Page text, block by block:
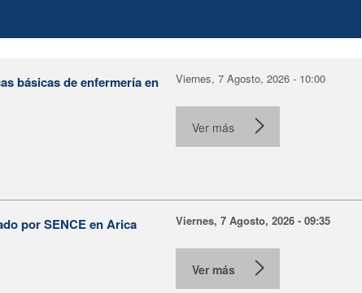
básicas de enfermería en
Viernes, 7 Agosto, 2026 - 10:00
Ver más
por SENCE en Arica Viernes, 7 Agosto, 2026 - 09:35
Ver más